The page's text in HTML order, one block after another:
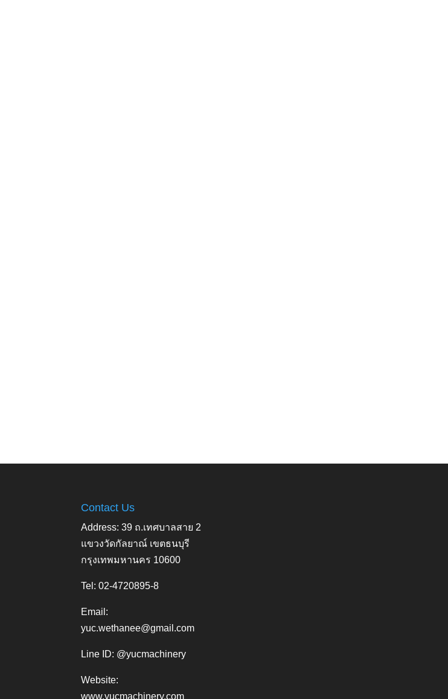
Contact Us
Address: 39 ถ.เทศบาลสาย 2
แขวงวัดกัลยาณ์ เขตธนบุรี
กรุงเทพมหานคร 10600
Tel: 02-4720895-8
Email:
yuc.wethanee@gmail.com
Line ID: @yucmachinery
Website:
www.yucmachinery.com